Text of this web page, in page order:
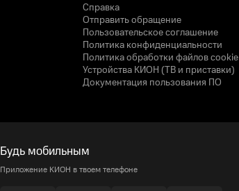
Справка
Отправить обращение
Пользовательское соглашение
Политика конфиденциальности
Политика обработки файлов cookie
Устройства КИОН (ТВ и приставки)
Документация пользования ПО
Будь мобильным
Приложение КИОН в твоем телефоне